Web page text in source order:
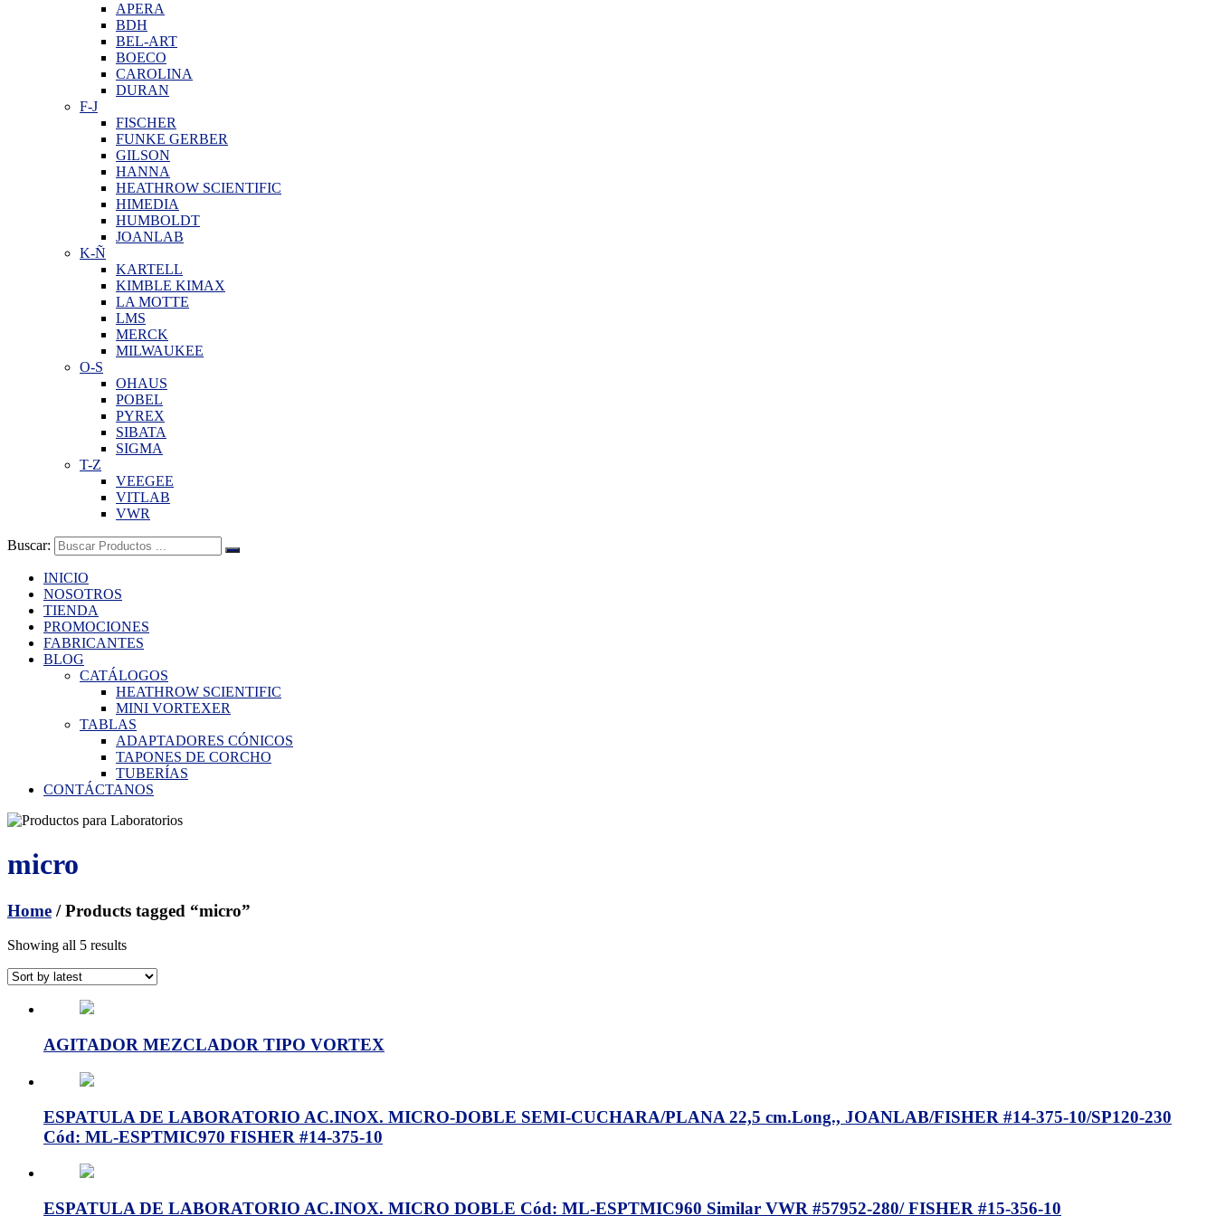
APERA
BDH
BEL-ART
BOECO
CAROLINA
DURAN
F-J
FISCHER
FUNKE GERBER
GILSON
HANNA
HEATHROW SCIENTIFIC
HIMEDIA
HUMBOLDT
JOANLAB
K-Ñ
KARTELL
KIMBLE KIMAX
LA MOTTE
LMS
MERCK
MILWAUKEE
O-S
OHAUS
POBEL
PYREX
SIBATA
SIGMA
T-Z
VEEGEE
VITLAB
VWR
Buscar:
INICIO
NOSOTROS
TIENDA
PROMOCIONES
FABRICANTES
BLOG
CATÁLOGOS
HEATHROW SCIENTIFIC
MINI VORTEXER
TABLAS
ADAPTADORES CÓNICOS
TAPONES DE CORCHO
TUBERÍAS
CONTÁCTANOS
micro
Home / Products tagged “micro”
Showing all 5 results
AGITADOR MEZCLADOR TIPO VORTEX
ESPATULA DE LABORATORIO AC.INOX. MICRO-DOBLE SEMI-CUCHARA/PLANA 22,5 cm.Long., JOANLAB/FISHER #14-375-10/SP120-230
Cód: ML-ESPTMIC970 FISHER #14-375-10
ESPATULA DE LABORATORIO AC.INOX. MICRO DOBLE Cód: ML-ESPTMIC960 Similar VWR #57952-280/ FISHER #15-356-10